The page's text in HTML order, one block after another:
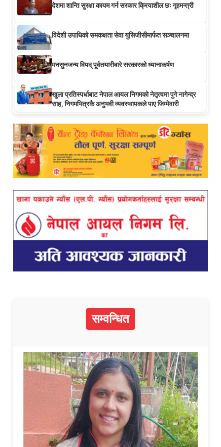
देशमा शान्ति सुरक्षा कायम गर्न सरकार क्रियाशील छः गृहमन्त्री
विदेशी उपाधिको समकक्षता सेवा युसिजीसीमार्फत सञ्चालनमा
मनसुनजन्य विपद् पूर्वतयारीबारे सरकारको ध्यानाकर्षण
खुला प्रतिस्पर्धाबाट नेपाल आयल निगमको नेतृत्वमा पुगे नागेन्द्र
साह, निगमभित्रकै अनुभवी व्यवस्थापकले पाए जिम्मेवारी
सम्वन्धित